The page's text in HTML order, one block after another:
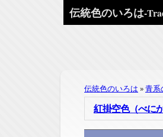
伝統色のいろは-
伝統色のいろは 青系
紅掛空色（べに